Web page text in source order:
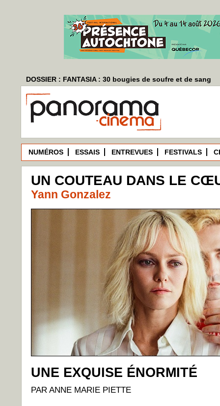
DOSSIER : FANTASIA : 30 bougies de soufre et de sang
NUMÉROS ESSAIS ENTREVUES FESTIVALS
UN COUTEAU DANS LE
Yann Gonzalez
UNE EXQUISE ÉNORMITÉ
PAR ANNE MARIE PIETTE